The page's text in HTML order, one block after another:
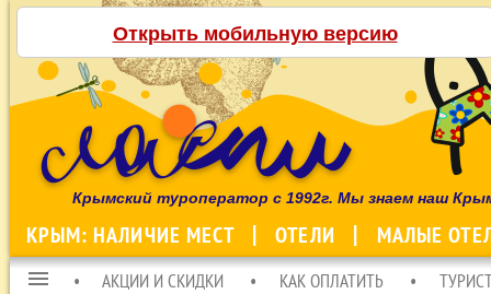
Открыть мобильную версию
Крымский туроператор с 1992г. Мы знаем наш
КРЫМ: НАЛИЧИЕ МЕСТ ОТЕЛИ МАЛЫЕ
menu АКЦИИ И СКИДКИ КАК ОПЛАТИТЬ